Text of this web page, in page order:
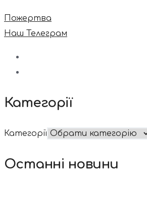
Пожертва
Наш Телеграм
Категорії
Категорії
Останні новини